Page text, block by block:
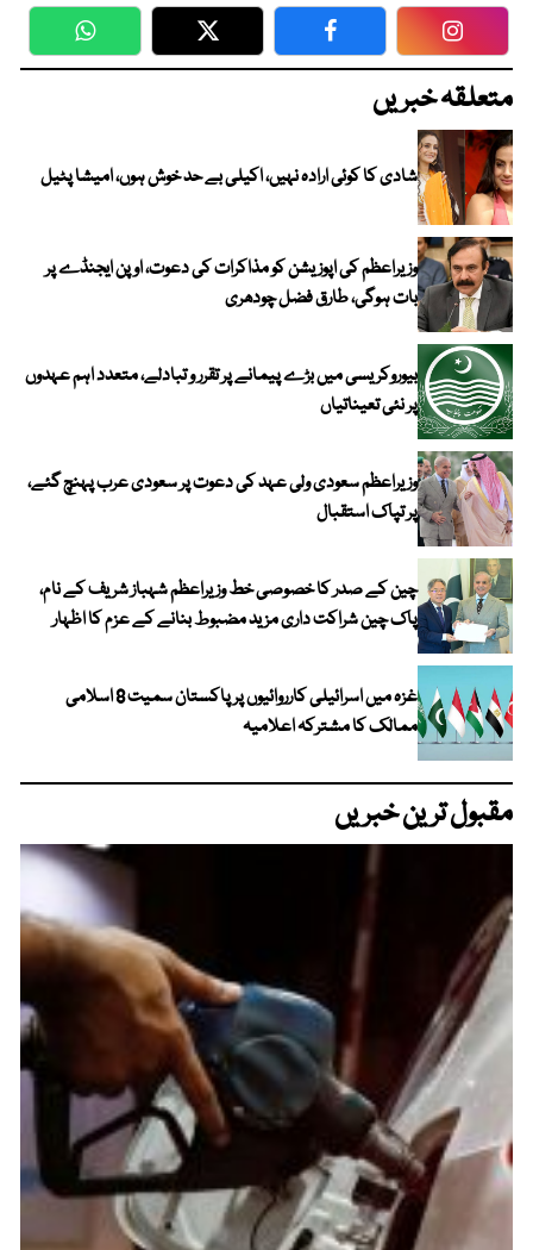
WhatsApp Twitter Facebook
متعلقہ خبریں
شادی کا کوئی ارادہ نہیں، اکیلی بے حد خوش ہوں، امیشا پٹیل
وزیراعظم کی اپوزیشن کو مذاکرات کی دعوت، اوپن ایجنڈے پر
بات ہوگی، طارق فضل چودھری
بیوروکریسی میں بڑے پیمانے پر تقرر و تبادلے، متعدد اہم عہدوں
پر نئی تعیناتیاں
وزیراعظم سعودی ولی عہد کی دعوت پر سعودی عرب پہنچ گئے،
پر تپاک استقبال
چین کے صدر کا خصوصی خط وزیراعظم شہباز شریف کے نام،
پاک چین شراکت داری مزید مضبوط بنانے کے عزم کا اظہار
غزہ میں اسرائیلی کارروائیوں پر پاکستان سمیت 8 اسلامی
ممالک کا مشترکہ اعلامیہ
مقبول ترین خبریں